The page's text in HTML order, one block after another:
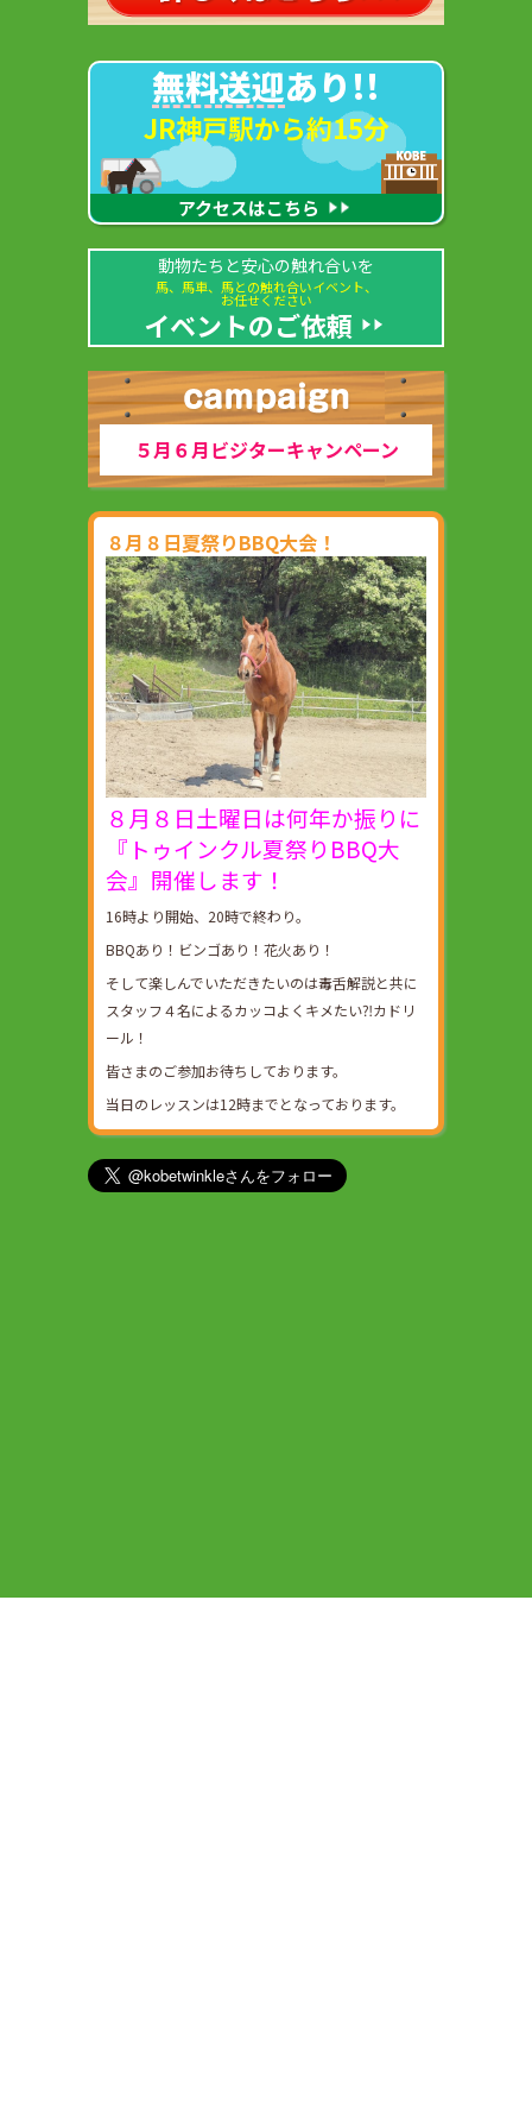
無料送迎あり!!
JR神戸駅から約15分
アクセスはこちら
動物たちと安心の触れ合いを
馬、馬車、馬との触れ合いイベント、
お任せください
イベントのご依頼
５月６月ビジターキャンペーン
８月８日夏祭りBBQ大会！
８月８日土曜日は何年か振りに
『トゥインクル夏祭りBBQ大
会』開催します！
16時より開始、20時で終わり。
BBQあり！ビンゴあり！花火あり！
そして楽しんでいただきたいのは毒舌解説と共に
スタッフ４名によるカッコよくキメたい⁈カドリ
ール！
皆さまのご参加お待ちしております。
当日のレッスンは12時までとなっております。